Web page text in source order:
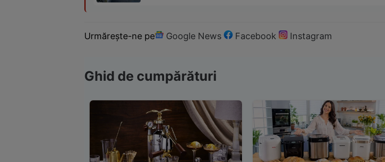
Urmărește-ne pe Google News Facebook Instagram
Ghid de cumpărături